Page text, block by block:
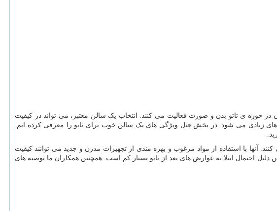
حوزه ی تاتو بدن و صورت فعالیت می کنند. انتخاب یک سالن معتبر، می تواند در کیفیت
های زیادی می شود. در بخش قبل ویژگی های یک سالن خوب برای تاتو را معرفی کرده ایم.
آنها با استفاده از مواد مرغوب و بهره مندی از تجهیزات مدرن و جدید می توانند کیفیت
احتمال ابتلا به عوارض های بعد از تاتو بسیار کم است. همچنین همکاران ما توصیه های